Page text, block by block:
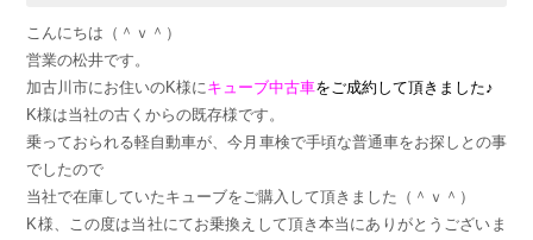
こんにちは（＾ｖ＾）
営業の松井です。
加古川市にお住いのK様に キューブ中古車をご成約して頂きました♪
K様は当社の古くからの既存様です。
乗っておられる軽自動車が、今月車検で手頃な普通車をお探しとの事
でしたので
当社で在庫していたキューブをご購入して頂きました（＾ｖ＾）
K様、この度は当社にてお乗換えして頂き本当にありがとうございま